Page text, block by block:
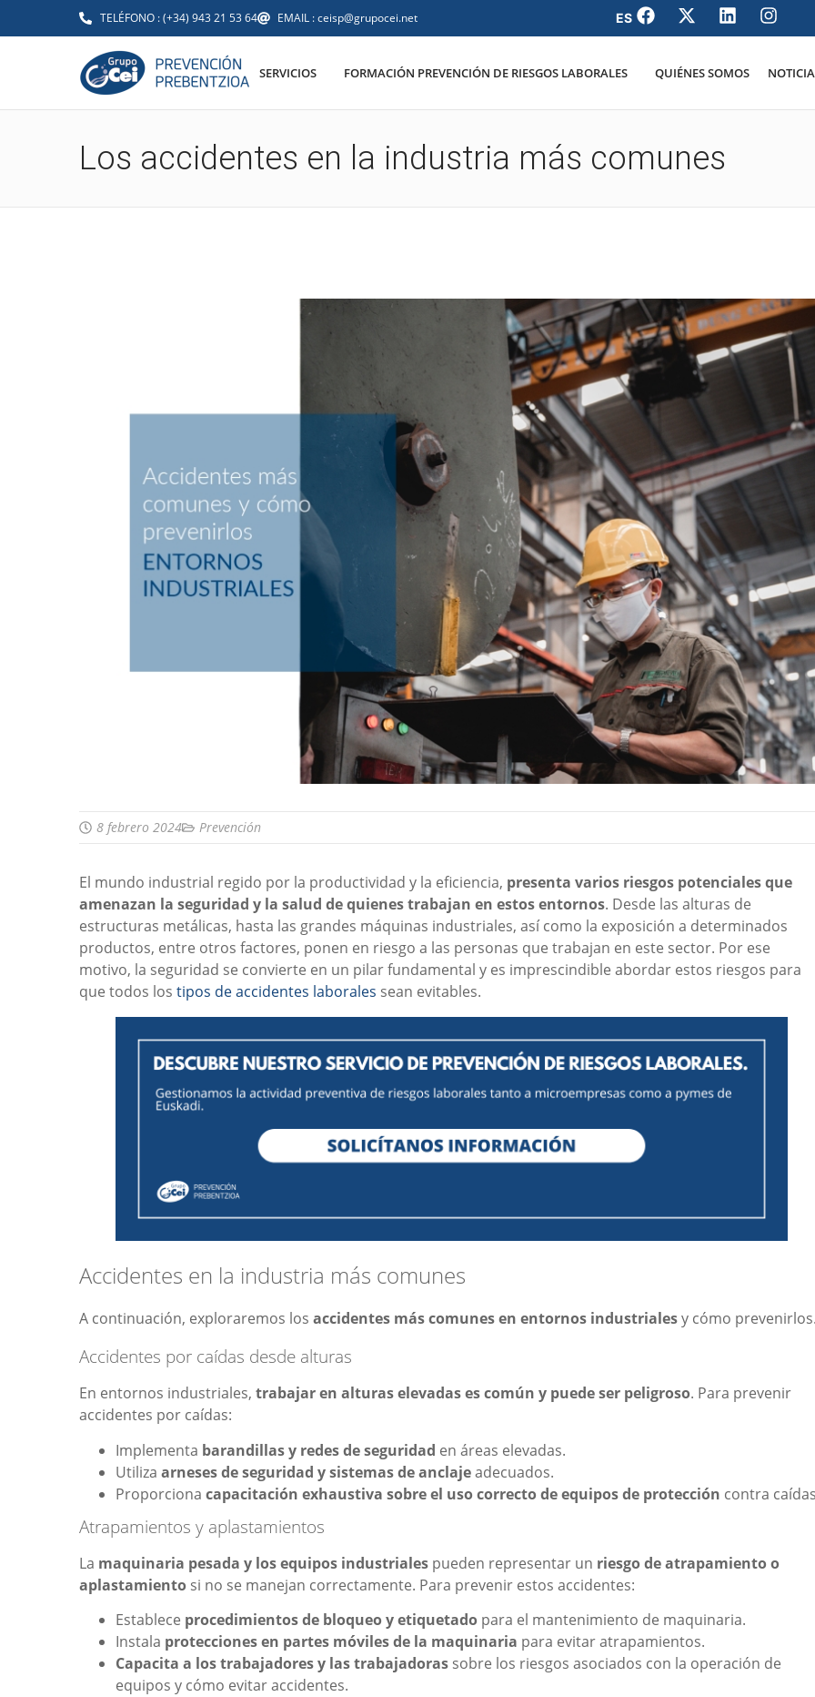
TELÉFONO : (+34) 943 21 53 64 EMAIL : ceisp@grupocei.net
SERVICIOS FORMACIÓN PREVENCIÓN DE RIESGOS LABORALES QUIÉNES SOMOS
Los accidentes en la industria más comunes
8 febrero 2024 Prevención
El mundo industrial regido por la productividad y la eficiencia, presenta varios riesgos potenciales que
amenazan la seguridad y la salud de quienes trabajan en estos entornos. Desde las alturas de
estructuras metálicas, hasta las grandes máquinas industriales, así como la exposición a determinados
productos, entre otros factores, ponen en riesgo a las personas que trabajan en este sector. Por ese
motivo, la seguridad se convierte en un pilar fundamental y es imprescindible abordar estos riesgos para
que todos los tipos de accidentes laborales sean evitables.
Accidentes en la industria más comunes
A continuación, exploraremos los accidentes más comunes en entornos industrialesy cómo
Accidentes por caídas desde alturas
En entornos industriales, trabajar en alturas elevadas es común y puede ser peligroso. Para prevenir
accidentes por caídas:
Implementa barandillas y redes de seguridad en áreas elevadas.
Utiliza arneses de seguridad y sistemas de anclajeadecuados.
Proporciona capacitación exhaustiva sobre el uso correcto de equipos de protección contra
Atrapamientos y aplastamientos
La maquinaria pesada y los equipos industriales pueden representar un riesgo de atrapamiento o
aplastamiento si no se manejan correctamente. Para prevenir estos accidentes:
Establece procedimientos de bloqueo y etiquetado para el mantenimiento de maquinaria.
Instala protecciones en partes móviles de la maquinaria para evitar atrapamientos.
Capacita a los trabajadores y las trabajadoras sobre los riesgos asociados con la operación de
equipos y cómo evitar accidentes.